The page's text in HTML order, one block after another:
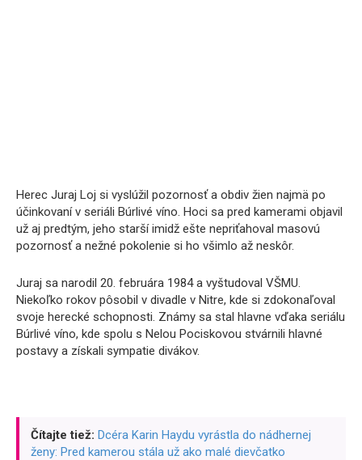
Herec Juraj Loj si vyslúžil pozornosť a obdiv žien najmä po
účinkovaní v seriáli Búrlivé víno. Hoci sa pred kamerami objavil
už aj predtým, jeho starší imidž ešte nepriťahoval masovú
pozornosť a nežné pokolenie si ho všimlo až neskôr.
Juraj sa narodil 20. februára 1984 a vyštudoval VŠMU.
Niekoľko rokov pôsobil v divadle v Nitre, kde si zdokonaľoval
svoje herecké schopnosti. Známy sa stal hlavne vďaka seriálu
Búrlivé víno, kde spolu s Nelou Pociskovou stvárnili hlavné
postavy a získali sympatie divákov.
Čítajte tiež: Dcéra Karin Haydu vyrástla do nádhernej
ženy: Pred kamerou stála už ako malé dievčatko